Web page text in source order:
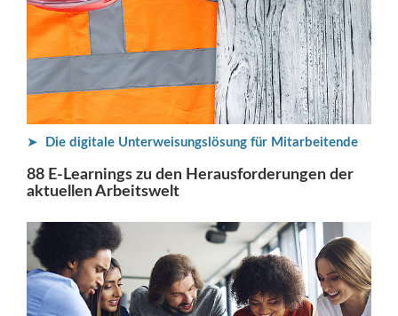
➤ Die digitale Unterweisungslösung für Mitarbeitende
88 E-Learnings zu den Herausforderungen der
aktuellen Arbeitswelt